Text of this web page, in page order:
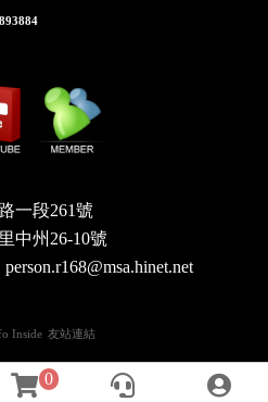
一段261號
中州26-10號
person.r168@msa.hinet.net
Inside 友站連結
0